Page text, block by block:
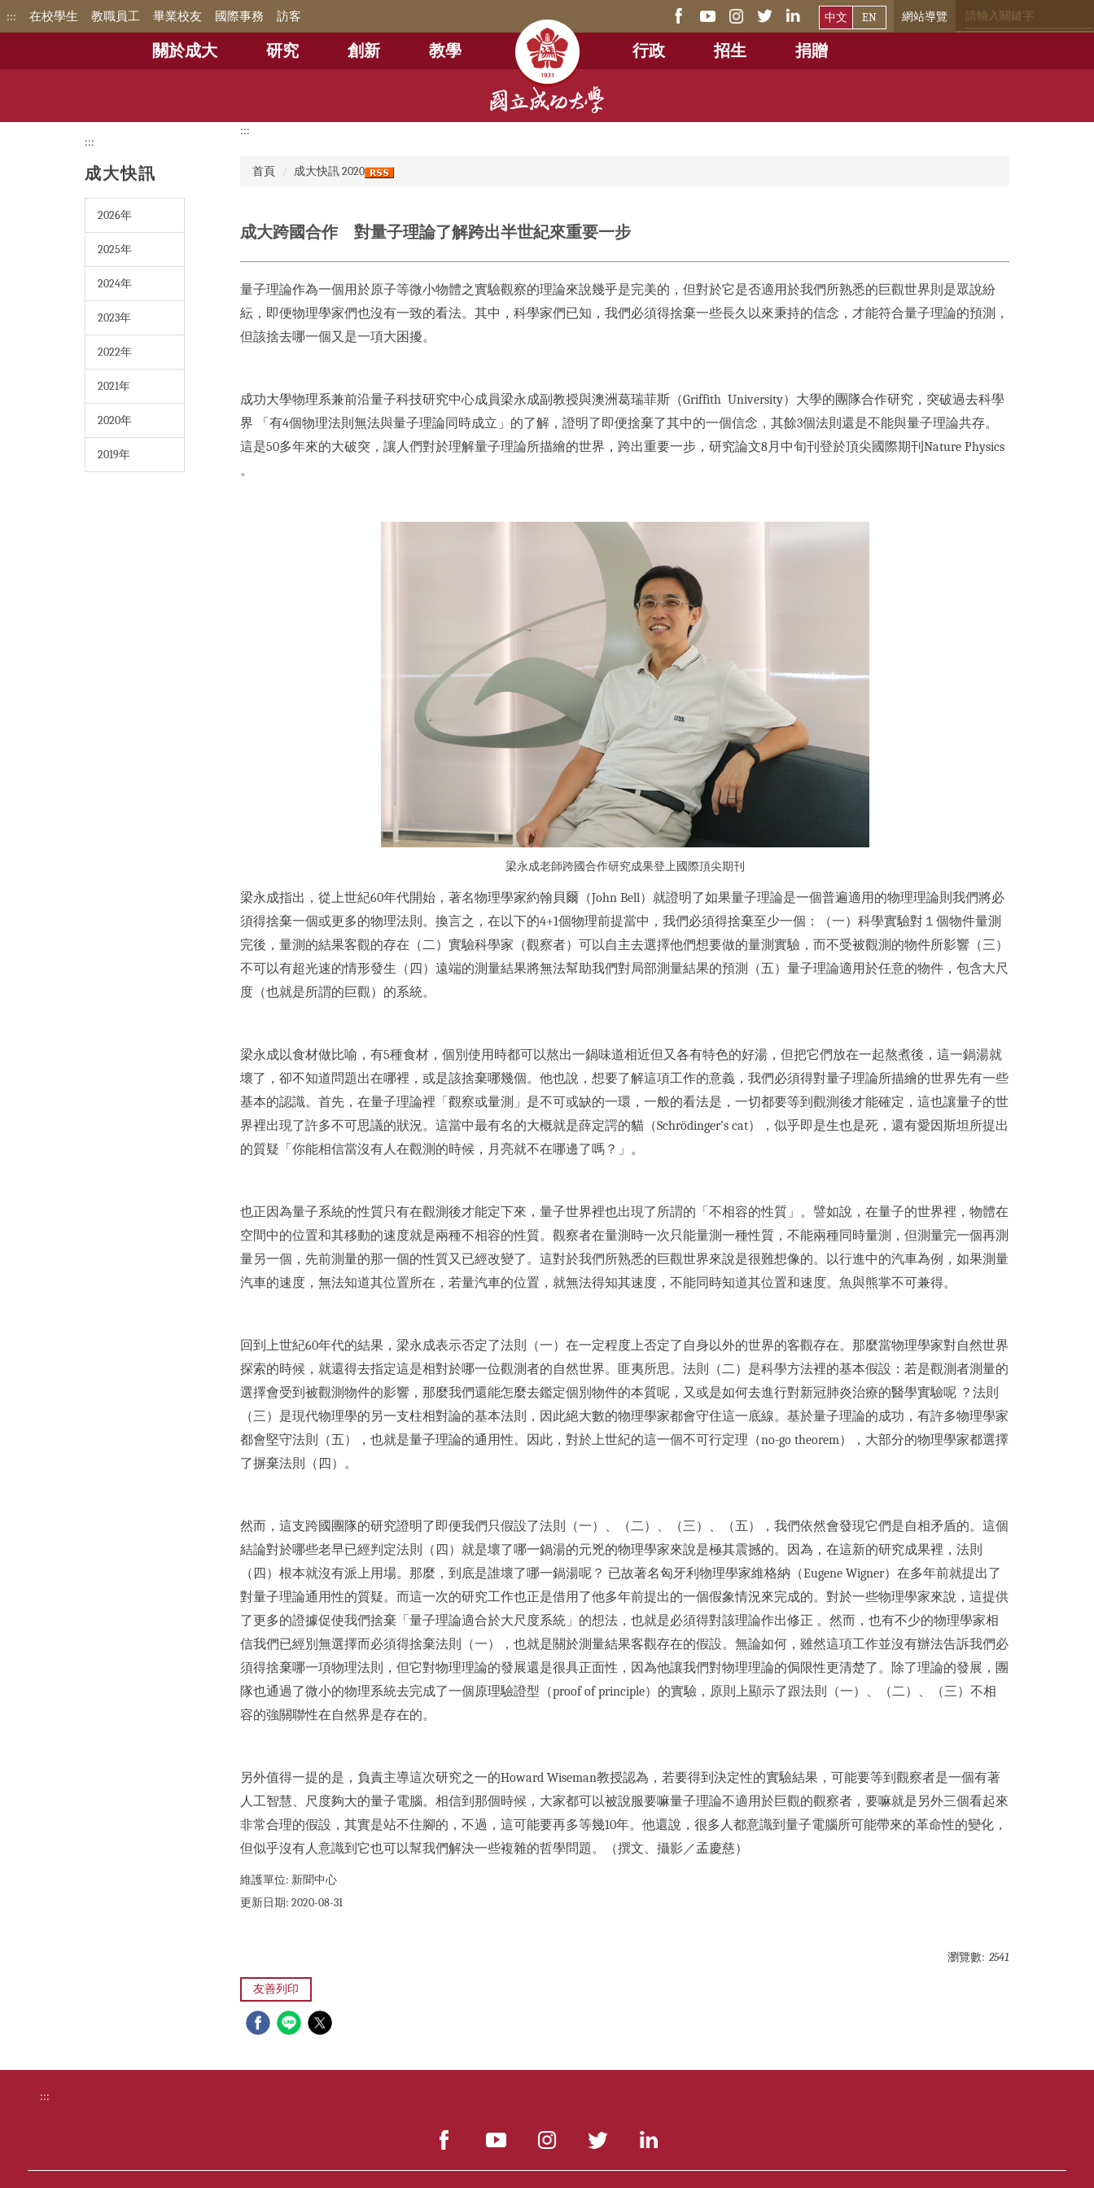
跳
::: 在校學生 教職員工 畢業校友 國際事務 訪客 網站導覽
關於成大 研究 創新 教學 行政 招生 捐贈
中文 EN
:::
成大快訊
2026年
2025年
2024年
2023年
2022年
2021年
2020年
2019年
:::
首頁 成大快訊 2020
成大跨國合作 對量子理論了解跨出半世紀來重要一步
量子理論作為一個用於原子等微小物體之實驗觀察的理論來說幾乎是完美的，但對於它是否適用於我們所熟悉的巨觀世界則是眾說紛
紜，即便物理學家們也沒有一致的看法。其中，科學家們已知，我們必須得捨棄一些長久以來秉持的信念，才能符合量子理論的預測，
但該捨去哪一個又是一項大困擾。
成功大學物理系兼前沿量子科技研究中心成員梁永成副教授與澳洲葛瑞菲斯（Griffith University）大學的團隊合作研究，突破過去科學
界 「有4個物理法則無法與量子理論同時成立」的了解，證明了即便捨棄了其中的一個信念，其餘3個法則還是不能與量子理論共存。
這是50多年來的大破突，讓人們對於理解量子理論所描繪的世界，跨出重要一步，研究論文8月中旬刊登於頂尖國際期刊Nature Physics
。
梁永成老師跨國合作研究成果登上國際頂尖期刊
梁永成指出，從上世紀60年代開始，著名物理學家約翰貝爾（John Bell）就證明了如果量子理論是一個普遍適用的物理理論則我們將必
須得捨棄一個或更多的物理法則。換言之，在以下的4+1個物理前提當中，我們必須得捨棄至少一個：（一）科學實驗對１個物件量測
完後，量測的結果客觀的存在（二）實驗科學家（觀察者）可以自主去選擇他們想要做的量測實驗，而不受被觀測的物件所影響（三）
不可以有超光速的情形發生（四）遠端的測量結果將無法幫助我們對局部測量結果的預測（五）量子理論適用於任意的物件，包含大尺
度（也就是所謂的巨觀）的系統。
梁永成以食材做比喻，有5種食材，個別使用時都可以熬出一鍋味道相近但又各有特色的好湯，但把它們放在一起熬煮後，這一鍋湯就
壞了，卻不知道問題出在哪裡，或是該捨棄哪幾個。他也說，想要了解這項工作的意義，我們必須得對量子理論所描繪的世界先有一些
基本的認識。首先，在量子理論裡「觀察或量測」是不可或缺的一環，一般的看法是，一切都要等到觀測後才能確定，這也讓量子的世
界裡出現了許多不可思議的狀況。這當中最有名的大概就是薛定諤的貓（Schrödinger’s cat），似乎即是生也是死，還有愛因斯坦所提出
的質疑「你能相信當沒有人在觀測的時候，月亮就不在哪邊了嗎？」。
也正因為量子系統的性質只有在觀測後才能定下來，量子世界裡也出現了所謂的「不相容的性質」。譬如說，在量子的世界裡，物體在
空間中的位置和其移動的速度就是兩種不相容的性質。觀察者在量測時一次只能量測一種性質，不能兩種同時量測，但測量完一個再測
量另一個，先前測量的那一個的性質又已經改變了。這對於我們所熟悉的巨觀世界來說是很難想像的。以行進中的汽車為例，如果測量
汽車的速度，無法知道其位置所在，若量汽車的位置，就無法得知其速度，不能同時知道其位置和速度。魚與熊掌不可兼得。
回到上世紀60年代的結果，梁永成表示否定了法則（一）在一定程度上否定了自身以外的世界的客觀存在。那麼當物理學家對自然世界
探索的時候，就還得去指定這是相對於哪一位觀測者的自然世界。匪夷所思。法則（二）是科學方法裡的基本假設：若是觀測者測量的
選擇會受到被觀測物件的影響，那麼我們還能怎麼去鑑定個別物件的本質呢，又或是如何去進行對新冠肺炎治療的醫學實驗呢 ？法則
（三）是現代物理學的另一支柱相對論的基本法則，因此絕大數的物理學家都會守住這一底線。基於量子理論的成功，有許多物理學家
都會堅守法則（五），也就是量子理論的通用性。因此，對於上世紀的這一個不可行定理（no-go theorem），大部分的物理學家都選擇
了摒棄法則（四）。
然而，這支跨國團隊的研究證明了即便我們只假設了法則（一）、（二）、（三）、（五），我們依然會發現它們是自相矛盾的。這個
結論對於哪些老早已經判定法則（四）就是壞了哪一鍋湯的元兇的物理學家來說是極其震撼的。因為，在這新的研究成果裡，法則
（四）根本就沒有派上用場。那麼，到底是誰壞了哪一鍋湯呢？ 已故著名匈牙利物理學家維格納（Eugene Wigner）在多年前就提出了
對量子理論通用性的質疑。而這一次的研究工作也正是借用了他多年前提出的一個假象情況來完成的。對於一些物理學家來說，這提供
了更多的證據促使我們捨棄「量子理論適合於大尺度系統」的想法，也就是必須得對該理論作出修正 。然而，也有不少的物理學家相
信我們已經別無選擇而必須得捨棄法則（一），也就是關於測量結果客觀存在的假設。無論如何，雖然這項工作並沒有辦法告訴我們必
須得捨棄哪一項物理法則，但它對物理理論的發展還是很具正面性，因為他讓我們對物理理論的侷限性更清楚了。除了理論的發展，團
隊也通過了微小的物理系統去完成了一個原理驗證型（proof of principle）的實驗，原則上顯示了跟法則（一）、（二）、（三）不相
容的強關聯性在自然界是存在的。
另外值得一提的是，負責主導這次研究之一的Howard Wiseman教授認為，若要得到決定性的實驗結果，可能要等到觀察者是一個有著
人工智慧、尺度夠大的量子電腦。相信到那個時候，大家都可以被說服要嘛量子理論不適用於巨觀的觀察者，要嘛就是另外三個看起來
非常合理的假設，其實是站不住腳的，不過，這可能要再多等幾10年。他還說，很多人都意識到量子電腦所可能帶來的革命性的變化，
但似乎沒有人意識到它也可以幫我們解決一些複雜的哲學問題。（撰文、攝影／孟慶慈）
維護單位: 新聞中心
更新日期:2020-08-31
瀏覽數: 2541
友善列印
:::